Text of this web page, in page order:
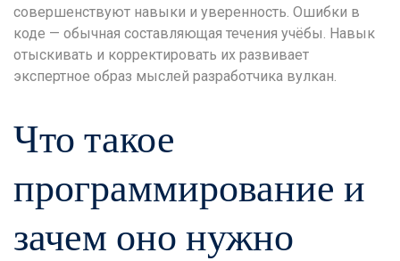
совершенствуют навыки и уверенность. Ошибки в
коде — обычная составляющая течения учёбы. Навык
отыскивать и корректировать их развивает
экспертное образ мыслей разработчика вулкан.
Что такое
программирование и
зачем оно нужно